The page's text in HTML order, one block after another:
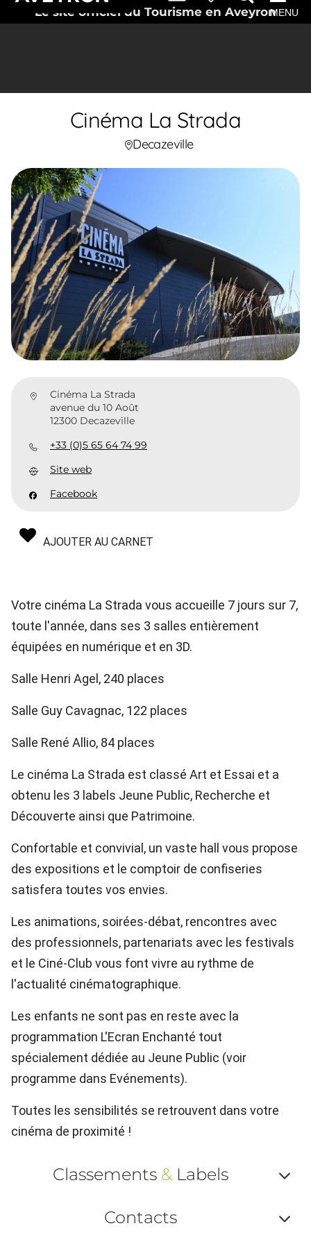
Le site officiel du Tourisme en AveyronMENU
Cinéma La Strada
Decazeville
Cinéma La Strada
avenue du 10 Août
12300 Decazeville
+33 (0)5 65 64 74 99
Site web
Facebook
AJOUTER AU CARNET
Votre cinéma La Strada vous accueille 7 jours sur 7,
toute l'année, dans ses 3 salles entièrement
équipées en numérique et en 3D.
Salle Henri Agel, 240 places
Salle Guy Cavagnac, 122 places
Salle René Allio, 84 places
Le cinéma La Strada est classé Art et Essai et a
obtenu les 3 labels Jeune Public, Recherche et
Découverte ainsi que Patrimoine.
Confortable et convivial, un vaste hall vous propose
des expositions et le comptoir de confiseries
satisfera toutes vos envies.
Les animations, soirées-débat, rencontres avec
des professionnels, partenariats avec les festivals
et le Ciné-Club vous font vivre au rythme de
l'actualité cinématographique.
Les enfants ne sont pas en reste avec la
programmation L'Ecran Enchanté tout
spécialement dédiée au Jeune Public (voir
programme dans Evénements).
Toutes les sensibilités se retrouvent dans votre
cinéma de proximité !
Classements &Labels
ou
Contacts